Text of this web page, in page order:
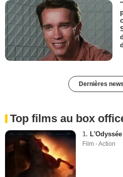
Dernières
Top films au box
1. L'Odyssée
Film - Action